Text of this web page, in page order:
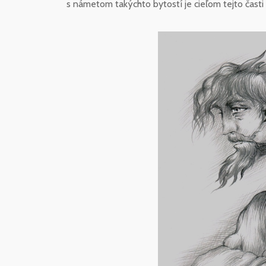
s námetom takýchto bytostí je cieľom tejto časti